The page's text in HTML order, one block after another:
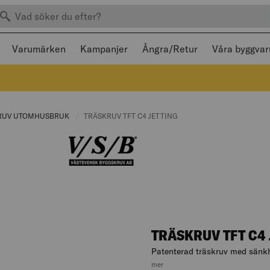
efter produkter
och stängas med Escape
Varumärken Kampanjer Ångra/Retur Våra
UTOMHUSBRUK CURRENT PAGE:
CURRENT PAGE:
TRÄSKRUV TFT C4 JETTING
TRÄSKRUV TFT C4
Patenterad träskruv med
mer